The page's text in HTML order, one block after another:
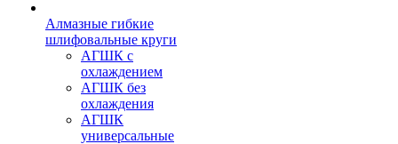
Алмазные гибкие
шлифовальные круги
АГШК с
охлаждением
АГШК без
охлаждения
АГШК
универсальные